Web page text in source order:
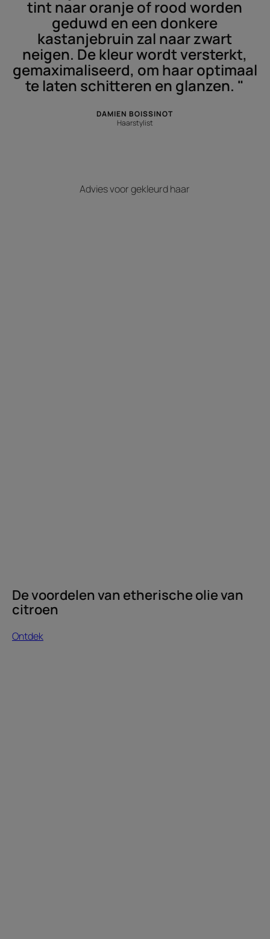
tint naar oranje of rood worden
geduwd en een donkere
kastanjebruin zal naar zwart
neigen. De kleur wordt versterkt,
gemaximaliseerd, om haar optimaal
te laten schitteren en glanzen. "
DAMIEN BOISSINOT
Haarstylist
Advies voor gekleurd haar
De voordelen van etherische olie van
citroen
Ontdek